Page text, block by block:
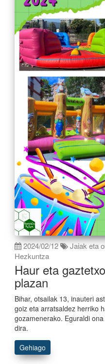
2024/02/12 Jaiak eta
Hezkuntza
Haur eta
plazan
Bihar, otsailak 13, inauteri
goiz eta arratsaldez herriko
gozamenerako. Eguraldi
dira.
Gehiago